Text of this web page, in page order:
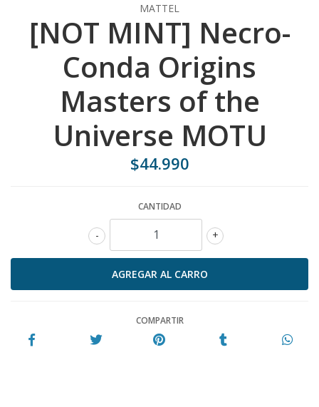
MATTEL
[NOT MINT] Necro-
Conda Origins
Masters of the
Universe MOTU
$44.990
CANTIDAD
+
-
COMPARTIR